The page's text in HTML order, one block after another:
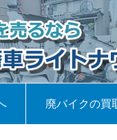
廃バイクの買